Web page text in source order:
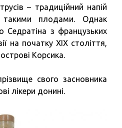
– традиційний напій
такими плодами. Однак
Седратіна з французьких
на початку XIX століття,
Корсика.
свого засновника
лікери донині.